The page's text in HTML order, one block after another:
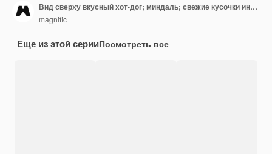
Вид сверху вкусный хот-дог; миндаль; свежие кусочки инжира и помидоры черри на салфетке на белом фоне
magnific
Еще из этой серииПосмотреть все